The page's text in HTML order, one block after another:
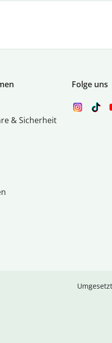
& Sicherheit
Folge uns